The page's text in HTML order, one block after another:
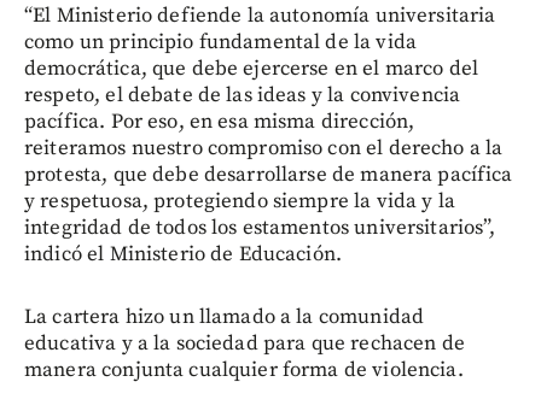
“El Ministerio defiende la autonomía universitaria
como un principio fundamental de la vida
democrática, que debe ejercerse en el marco del
respeto, el debate de las ideas y la convivencia
pacífica. Por eso, en esa misma dirección,
reiteramos nuestro compromiso con el derecho a la
protesta, que debe desarrollarse de manera pacífica
y respetuosa, protegiendo siempre la vida y la
integridad de todos los estamentos universitarios”,
indicó el Ministerio de Educación.
La cartera hizo un llamado a la comunidad
educativa y a la sociedad para que rechacen de
manera conjunta cualquier forma de violencia.